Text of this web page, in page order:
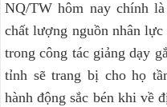
NQ/TW hôm nay chính
chất lượng nguồn nhân
trong công tác giảng dạy
tỉnh sẽ trang bị cho họ
hành động sắc bén khi về